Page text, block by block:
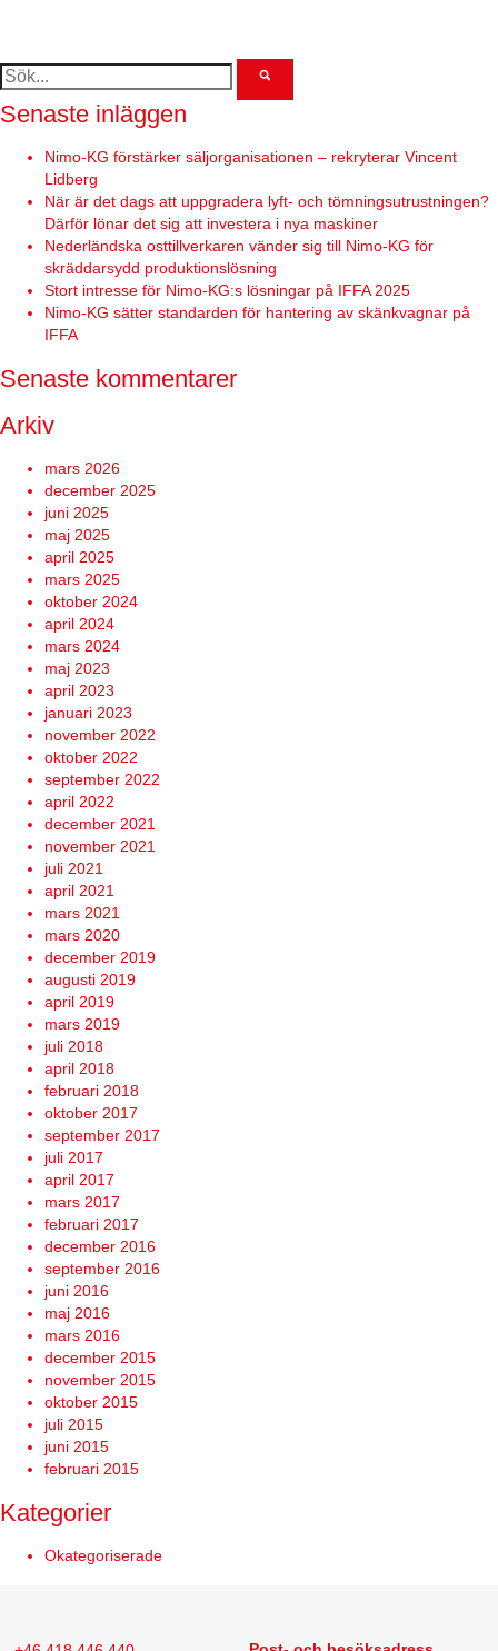
Sök
efter:
Senaste inläggen
Nimo-KG förstärker säljorganisationen – rekryterar Vincent
Lidberg
När är det dags att uppgradera lyft- och tömningsutrustningen?
Därför lönar det sig att investera i nya maskiner
Nederländska osttillverkaren vänder sig till Nimo-KG för
skräddarsydd produktionslösning
Stort intresse för Nimo-KG:s lösningar på IFFA 2025
Nimo-KG sätter standarden för hantering av skänkvagnar på
IFFA
Senaste kommentarer
Arkiv
mars 2026
december 2025
juni 2025
maj 2025
april 2025
mars 2025
oktober 2024
april 2024
mars 2024
maj 2023
april 2023
januari 2023
november 2022
oktober 2022
september 2022
april 2022
december 2021
november 2021
juli 2021
april 2021
mars 2021
mars 2020
december 2019
augusti 2019
april 2019
mars 2019
juli 2018
april 2018
februari 2018
oktober 2017
september 2017
juli 2017
april 2017
mars 2017
februari 2017
december 2016
september 2016
juni 2016
maj 2016
mars 2016
december 2015
november 2015
oktober 2015
juli 2015
juni 2015
februari 2015
Kategorier
Okategoriserade